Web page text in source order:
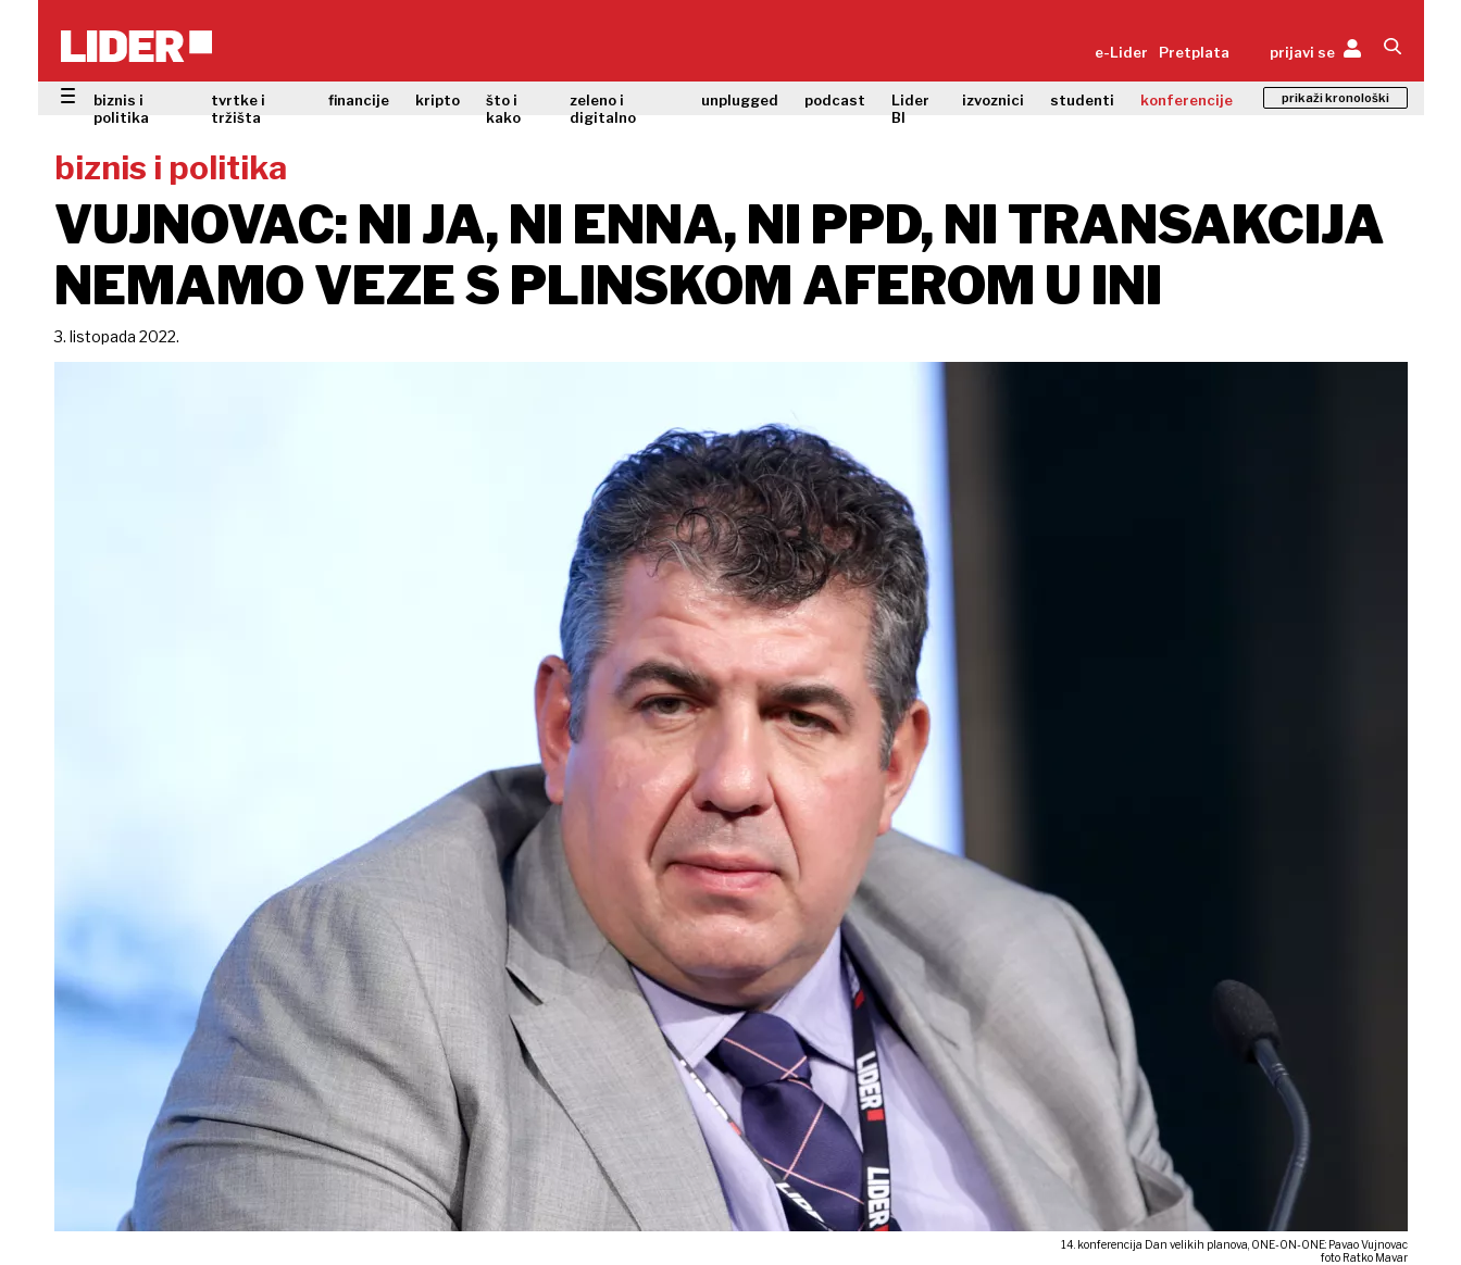
e-Lider Pretplata prijavi se
biznis i
politika
tvrtke i
tržišta
financije kripto
što i
kako
zeleno i
digitalno
unplugged podcast
Lider
BI
izvoznici studenti konferencije prikaži kronološki
biznis i politika
VUJNOVAC: NI JA, NI ENNA, NI PPD, NI TRANSAKCIJA
NEMAMO VEZE S PLINSKOM AFEROM U INI
3. listopada 2022.
14. konferencija Dan velikih planova, ONE-ON-ONE: Pavao Vujnovac
foto Ratko Mavar